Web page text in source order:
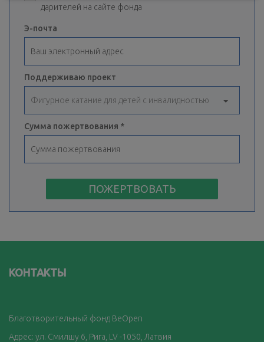
дарителей на сайте фонда
Э-почта
Поддерживаю проект
Сумма пожертвования
ПОЖЕРТВОВАТЬ
КОНТАКТЫ
Благотворительный фонд BeOpen
Адрес: ул. Смилшу 6, Рига, LV -1050, Латвия